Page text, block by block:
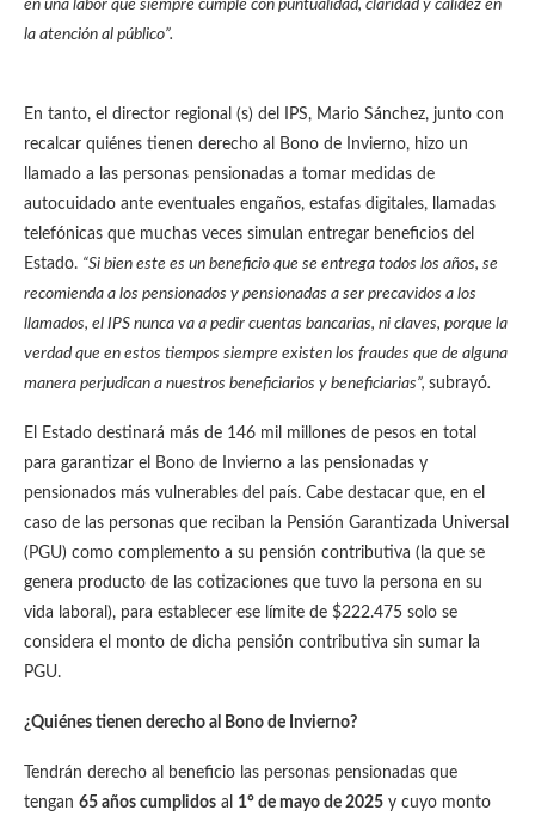
en una labor que siempre cumple con puntualidad, claridad y calidez en
la atención al público”.
En tanto, el director regional (s) del IPS, Mario Sánchez, junto con
recalcar quiénes tienen derecho al Bono de Invierno, hizo un
llamado a las personas pensionadas a tomar medidas de
autocuidado ante eventuales engaños, estafas digitales, llamadas
telefónicas que muchas veces simulan entregar beneficios del
Estado. “Si bien este es un beneficio que se entrega todos los años, se
recomienda a los pensionados y pensionadas a ser precavidos a los
llamados, el IPS nunca va a pedir cuentas bancarias, ni claves, porque la
verdad que en estos tiempos siempre existen los fraudes que de alguna
manera perjudican a nuestros beneficiarios y beneficiarias”, subrayó.
El Estado destinará más de 146 mil millones de pesos en total
para garantizar el Bono de Invierno a las pensionadas y
pensionados más vulnerables del país. Cabe destacar que, en el
caso de las personas que reciban la Pensión Garantizada Universal
(PGU) como complemento a su pensión contributiva (la que se
genera producto de las cotizaciones que tuvo la persona en su
vida laboral), para establecer ese límite de $222.475 solo se
considera el monto de dicha pensión contributiva sin sumar la
PGU.
¿Quiénes tienen derecho al Bono de Invierno?
Tendrán derecho al beneficio las personas pensionadas que
tengan 65 años cumplidos al 1° de mayo de 2025 y cuyo monto